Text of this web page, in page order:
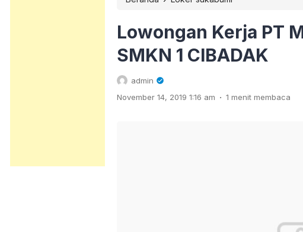
Lowongan Kerja PT
SMKN 1 CIBADAK
admin
November 14, 2019 1:16 am . 1 menit membaca